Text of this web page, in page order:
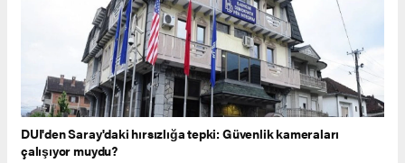
DUI'den Saray'daki hırsızlığa tepki: Güvenlik kameraları
çalışıyor muydu?